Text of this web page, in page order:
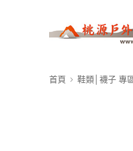
首頁 鞋類│襪子 專